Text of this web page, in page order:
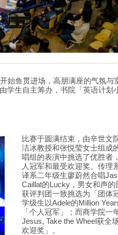
始鱼贯进场，高朋满座的气氛与
学生自主筹办，书院「英语计划
比赛于圆满结束，由辛世文
洁冰教授和张悦莹女士组成
唱组的表演中挑选了优胜者
人冠军和最受欢迎奖。传理
译系二年级生廖蔚然合唱
Caillat的Lucky，男女和声
获评判团一致挑选为「团体
学级生以Adele的Million
「个人冠军」；而商学院一
Jesus, Take the Wheel获全
欢迎奖」。